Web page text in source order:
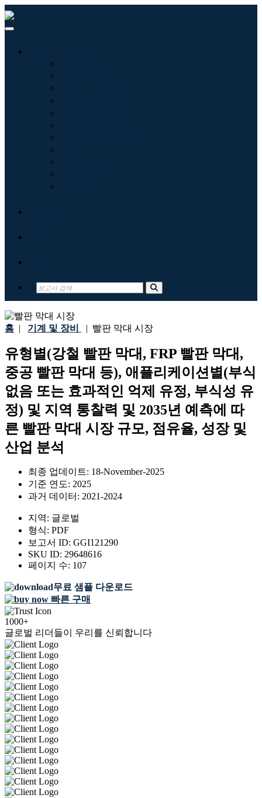
홈 | 기계 및 장비 | 빨판 막대 시장
유형별(강철 빨판 막대, FRP 빨판 막대,
중공 빨판 막대 등), 애플리케이션별(부식
없음 또는 효과적인 억제 유정, 부식성 유
정) 및 지역 통찰력 및 2035년 예측에 따
른 빨판 막대 시장 규모, 점유율, 성장 및
산업 분석
최종 업데이트: 18-November-2025
기준 연도: 2025
과거 데이터: 2021-2024
지역: 글로벌
형식: PDF
보고서 ID: GGI121290
SKU ID: 29648616
페이지 수: 107
무료 샘플 다운로드
빠른 구매
1000+
글로벌 리더들이 우리를 신뢰합니다